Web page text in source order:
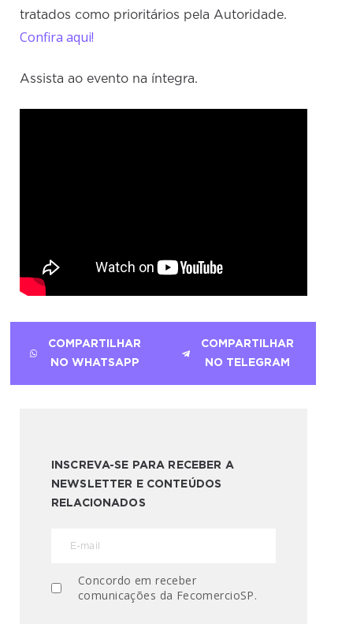
tratados como prioritários pela Autoridade.
Confira aqui!
Assista ao evento na íntegra.
COMPARTILHAR
NO WHATSAPP
COMPARTILHAR
NO TELEGRAM
INSCREVA-SE PARA RECEBER A
NEWSLETTER E CONTEÚDOS
RELACIONADOS
Concordo em receber
comunicações da FecomercioSP.